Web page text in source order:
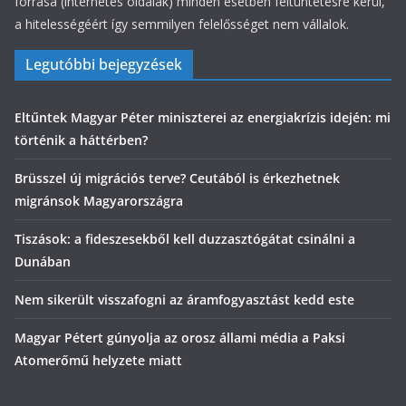
a hitelességéért így semmilyen felelősséget nem vállalok.
Legutóbbi bejegyzések
Eltűntek Magyar Péter miniszterei az energiakrízis idején: mi
történik a háttérben?
Brüsszel új migrációs terve? Ceutából is érkezhetnek
migránsok Magyarországra
Tiszások: a fideszesekből kell duzzasztógátat csinálni a
Dunában
Nem sikerült visszafogni az áramfogyasztást kedd este
Magyar Pétert gúnyolja az orosz állami média a Paksi
Atomerőmű helyzete miatt